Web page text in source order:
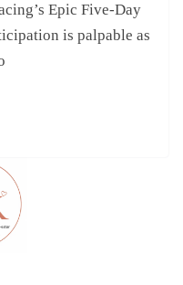
Epic Five-Day
is palpable as